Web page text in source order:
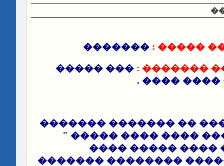
����� ��
�������
���
��� �����
������
���� ��� ������ ��
��� ��� �������
��� ��������
��������� ������